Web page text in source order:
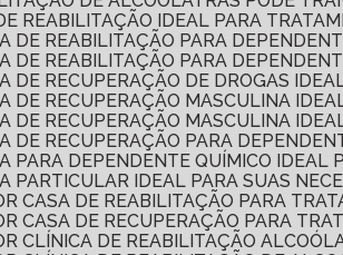
REABILITAÇÃO IDEAL PARA
DE REABILITAÇÃO PARA
DE REABILITAÇÃO PARA
DE RECUPERAÇÃO DE DROGAS
DE RECUPERAÇÃO MASCULINA
DE RECUPERAÇÃO MASCULINA
DE RECUPERAÇÃO PARA
PARA DEPENDENTE QUÍMICO IDEAL
PARTICULAR IDEAL PARA SUAS
CASA DE REABILITAÇÃO PARA
CASA DE RECUPERAÇÃO PARA
CLÍNICA DE REABILITAÇÃO